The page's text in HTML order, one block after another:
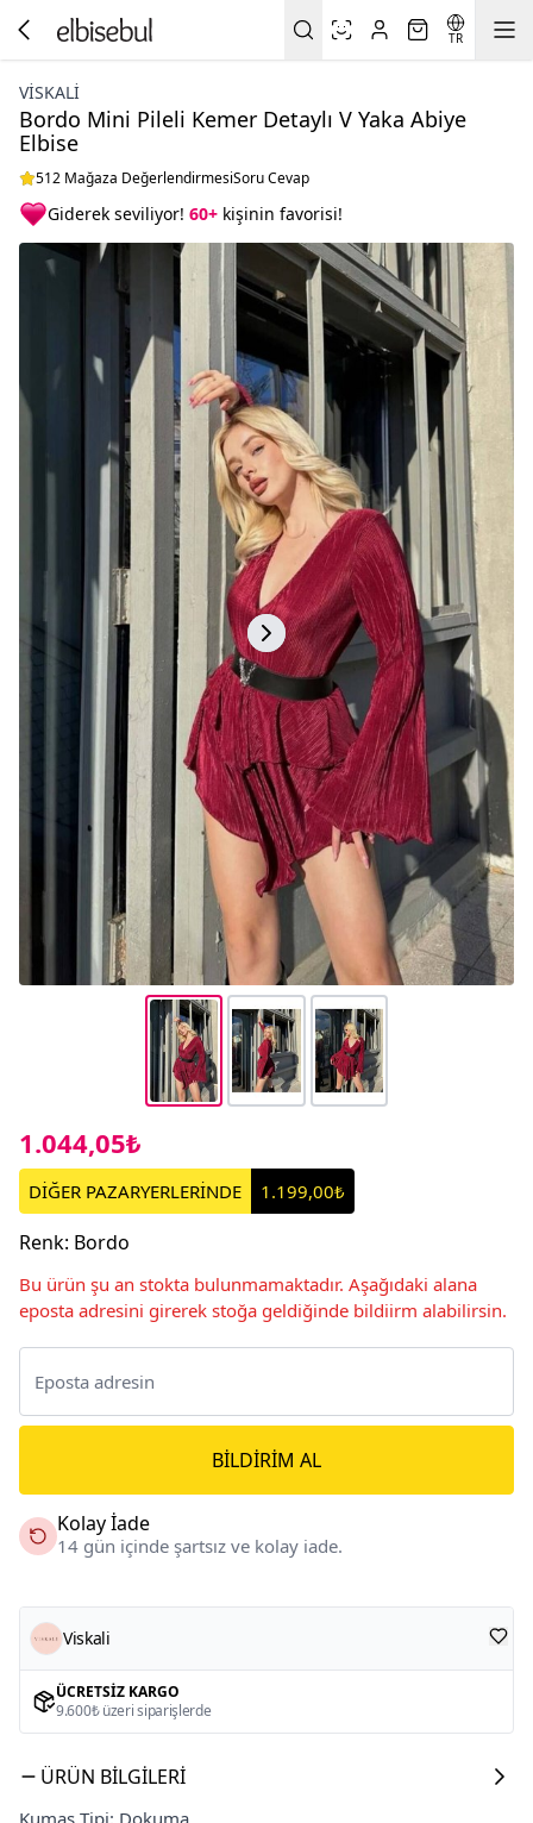
TR
VİSKALİ
Bordo Mini Pileli Kemer Detaylı V Yaka Abiye
Elbise
512 Mağaza DeğerlendirmesiSoru Cevap
Giderek seviliyor! 60+ kişinin favorisi!
1.044,05₺
DİĞER PAZARYERLERİNDE 1.199,00₺
Renk: Bordo
Bu ürün şu an stokta bulunmamaktadır. Aşağıdaki alana
eposta adresini girerek stoğa geldiğinde bildiirm alabilirsin.
BILDIRIM AL
Kolay İade
14 gün içinde şartsız ve kolay iade.
Viskali
ÜCRETSIZ KARGO
9.600₺ üzeri siparişlerde
ÜRÜN BILGILERI
Kumaş Tipi: Dokuma